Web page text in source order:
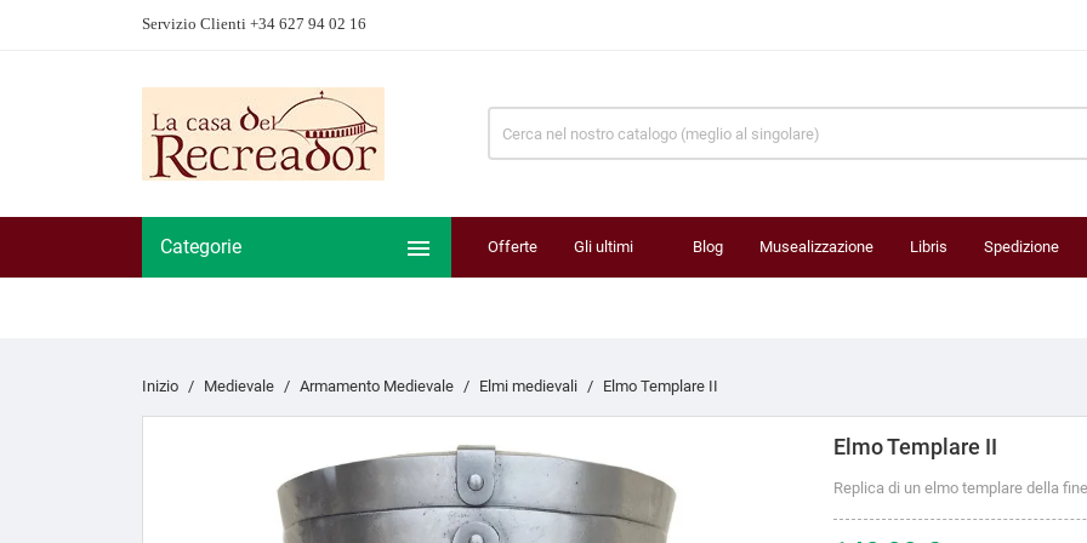
Servizio Clienti +34 627 94 02 16
Categorie  Offerte Gli ultimi Blog Musealizzazione Libris Spedizione
Inizio Medievale Armamento Medievale Elmi medievali Elmo Templare II
Elmo Templare II
Replica di un elmo templare della